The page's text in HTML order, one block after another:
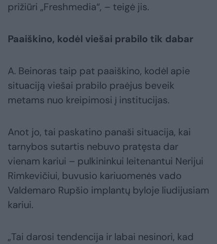
prižiūri „Freshmedia“, – teigė jis.
Paaiškino, kodėl viešai prabilo tik dabar
A. Beinoras taip pat paaiškino, kodėl apie
situaciją viešai prabilo praėjus beveik
metams nuo kreipimosi į institucijas.
Anot jo, tai paskatino panaši situacija, kai
tarnybos sutartis nebuvo pratęsta dar
vienam kariui – pulkininkui leitenantui Nerijui
Rimkevičiui, buvusio kariuomenės vado
Valdemaro Rupšio implantų byloje liudijusiam
kariui.
„Tai darosi tendencija ir labai nesinori, kad